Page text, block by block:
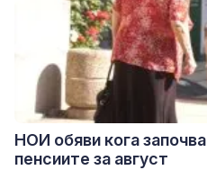
НОИ обяви кога
пенсиите за август